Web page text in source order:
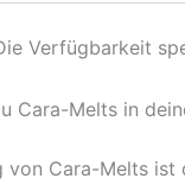
Verfügbarkeit
Cara-Melts in
von Cara-Melts ist